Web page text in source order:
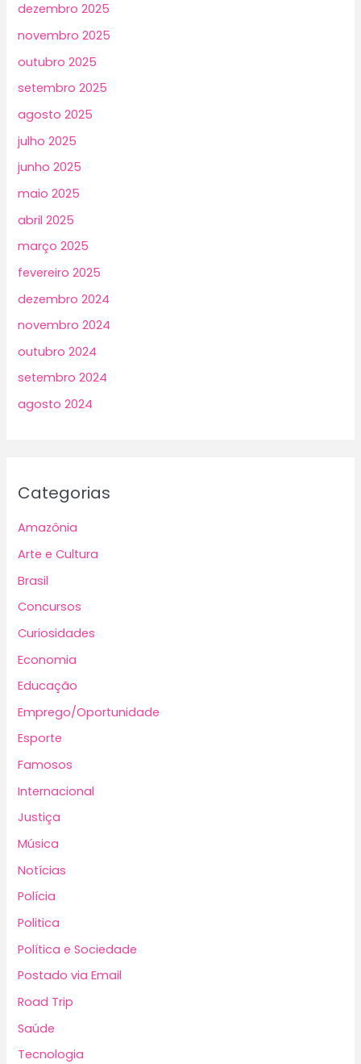
dezembro 2025
novembro 2025
outubro 2025
setembro 2025
agosto 2025
julho 2025
junho 2025
maio 2025
abril 2025
março 2025
fevereiro 2025
dezembro 2024
novembro 2024
outubro 2024
setembro 2024
agosto 2024
Categorias
Amazônia
Arte e Cultura
Brasil
Concursos
Curiosidades
Economia
Educação
Emprego/Oportunidade
Esporte
Famosos
Internacional
Justiça
Música
Notícias
Polícia
Politica
Política e Sociedade
Postado via Email
Road Trip
Saúde
Tecnologia